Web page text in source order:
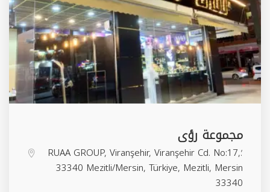
مجموعة رؤى
؛RUAA GROUP, Viranşehir, Viranşehir Cd. No:17,
33340 Mezitli/Mersin, Türkiye, Mezitli, Mersin
33340